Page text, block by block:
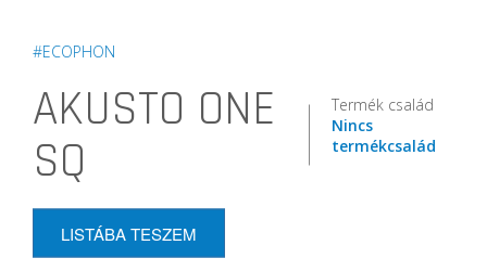
#ECOPHON
AKUSTO ONE
SQ
Termék család
Nincs
termékcsalád
LISTÁBA TESZEM